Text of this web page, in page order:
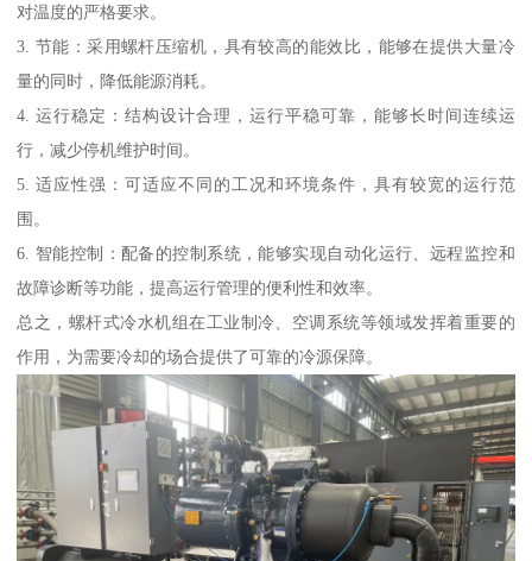
对温度的严格要求。
3. 节能：采用螺杆压缩机，具有较高的能效比，能够在提供大量冷
量的同时，降低能源消耗。
4. 运行稳定：结构设计合理，运行平稳可靠，能够长时间连续运
行，减少停机维护时间。
5. 适应性强：可适应不同的工况和环境条件，具有较宽的运行范
围。
6. 智能控制：配备的控制系统，能够实现自动化运行、远程监控和
故障诊断等功能，提高运行管理的便利性和效率。
总之，螺杆式冷水机组在工业制冷、空调系统等领域发挥着重要的
作用，为需要冷却的场合提供了可靠的冷源保障。